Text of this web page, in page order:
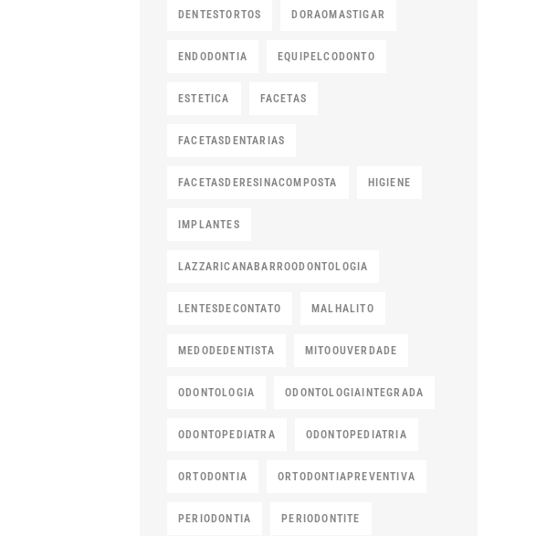
DENTESTORTOS DORAOMASTIGAR
ENDODONTIA EQUIPELCODONTO
ESTETICA FACETAS
FACETASDENTARIAS
FACETASDERESINACOMPOSTA HIGIENE
IMPLANTES
LAZZARICANABARROODONTOLOGIA
LENTESDECONTATO MALHALITO
MEDODEDENTISTA MITOOUVERDADE
ODONTOLOGIA ODONTOLOGIAINTEGRADA
ODONTOPEDIATRA ODONTOPEDIATRIA
ORTODONTIA ORTODONTIAPREVENTIVA
PERIODONTIA PERIODONTITE